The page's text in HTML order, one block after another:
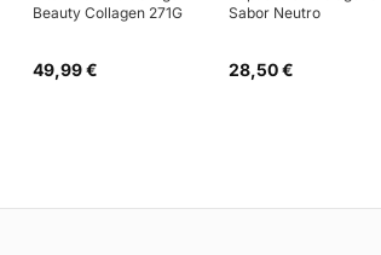
Beauty Collagen 271G
49,99 €
Sabor Neutro
28,50 €